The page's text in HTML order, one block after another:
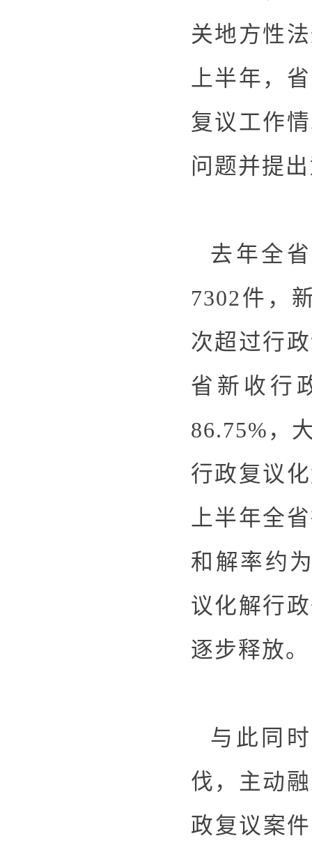
关地方性
上半年，
复议工作
问题并提
去年全
7302件，
次超过行
省新收行
86.75%，
行政复议
上半年全
和解率约
议化解行
逐步释放。
与此同
伐，主动
政复议案